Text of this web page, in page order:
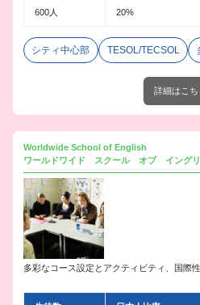
600人 20%
シティ中心部 TESOL/TECSOL
詳細はこち
Worldwide School of English
ワールドワイド スクール オブ イングリ
多彩なコース設定とアクティビティ、国際